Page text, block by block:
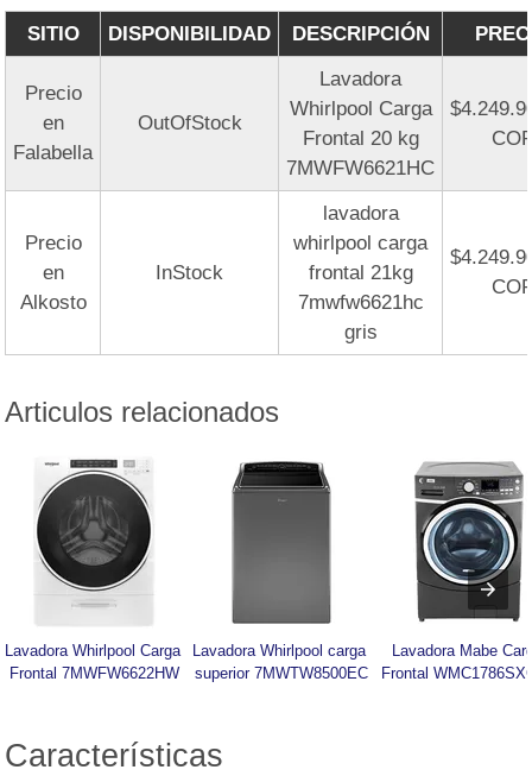
SITIO DISPONIBILIDAD DESCRIPCIÓN
Precio
en
Falabella
OutOfStock
Lavadora
Whirlpool Carga
Frontal 20 kg
7MWFW6621HC
Precio
en
Alkosto
InStock
lavadora
whirlpool carga
frontal 21kg
7mwfw6621hc
gris
Articulos relacionados
Lavadora Whirlpool Carga
Frontal 7MWFW6622HW
Lavadora Whirlpool carga
superior 7MWTW8500EC
Lavadora Mabe
Frontal
Características